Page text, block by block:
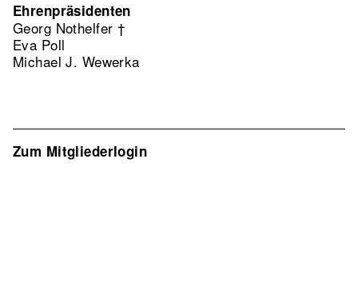
Zum Mitgliederlogin
Ehrenpräsidenten
Georg Nothelfer †
Eva Poll
Michael J. Wewerka